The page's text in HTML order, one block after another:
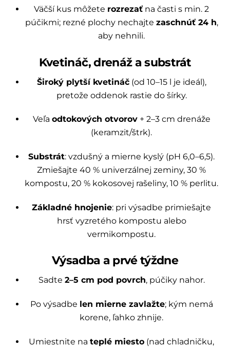
Väčší kus môžete rozrezať na časti s min. 2
púčikmi; rezné plochy nechajte zaschnúť 24 h,
aby nehnili.
Kvetináč, drenáž a substrát
Široký plytší kvetináč(od 10–15 l je ideál),
pretože oddenok rastie do šírky.
Veľa odtokových otvorov+ 2–3 cm drenáže
(keramzit/štrk).
Substrát: vzdušný a mierne kyslý (pH 6,0–6,5).
Zmiešajte 40 % univerzálnej zeminy, 30 %
kompostu, 20 % kokosovej rašeliny, 10 % perlitu.
Základné hnojenie: pri výsadbe primiešajte
hrsť vyzretého kompostu alebo
vermikompostu.
Výsadba a prvé týždne
Sadte 2–5 cm pod povrch, púčiky nahor.
Po výsadbe len mierne zavlažte; kým nemá
korene, ľahko zhnije.
Umiestnite nateplé miesto (nad chladničku,